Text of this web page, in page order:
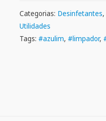
Categorias: Desinfetantes,
Utilidades
Tags: #azulim, #limpador,